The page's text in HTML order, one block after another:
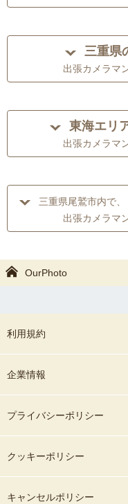
三重県
出張カメラマ
東海エリ
出張カメラマ
三重県尾鷲市内で、
出張カメラマ
OurPhoto
利用規約
企業情報
プライバシーポリシー
クッキーポリシー
キャンセルポリシー